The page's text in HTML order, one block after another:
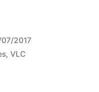
07/2017
:
, VLC